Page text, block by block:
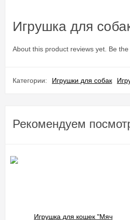
Игрушка для
About this product reviews yet. Be the
Категории: Игрушки для собак
Рекомендуем